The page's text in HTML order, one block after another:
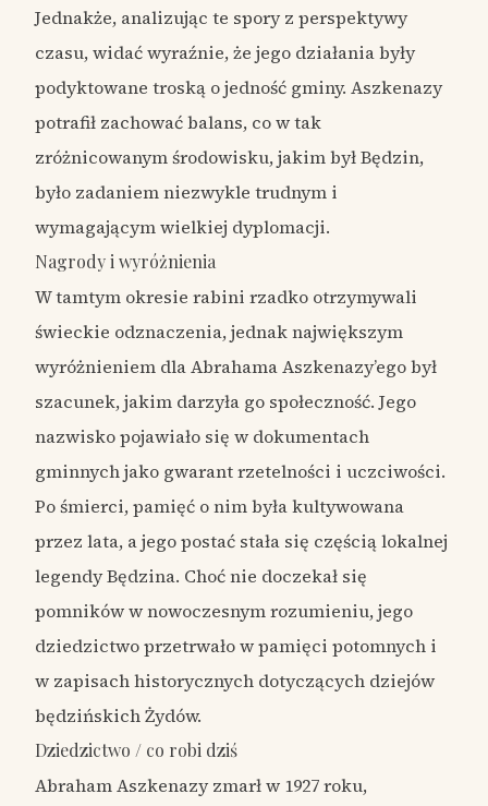
Jednakże, analizując te spory z perspektywy
czasu, widać wyraźnie, że jego działania były
podyktowane troską o jedność gminy. Aszkenazy
potrafił zachować balans, co w tak
zróżnicowanym środowisku, jakim był Będzin,
było zadaniem niezwykle trudnym i
wymagającym wielkiej dyplomacji.
Nagrody i wyróżnienia
W tamtym okresie rabini rzadko otrzymywali
świeckie odznaczenia, jednak największym
wyróżnieniem dla Abrahama Aszkenazy’ego był
szacunek, jakim darzyła go społeczność. Jego
nazwisko pojawiało się w dokumentach
gminnych jako gwarant rzetelności i uczciwości.
Po śmierci, pamięć o nim była kultywowana
przez lata, a jego postać stała się częścią lokalnej
legendy Będzina. Choć nie doczekał się
pomników w nowoczesnym rozumieniu, jego
dziedzictwo przetrwało w pamięci potomnych i
w zapisach historycznych dotyczących dziejów
będzińskich Żydów.
Dziedzictwo / co robi dziś
Abraham Aszkenazy zmarł w 1927 roku,